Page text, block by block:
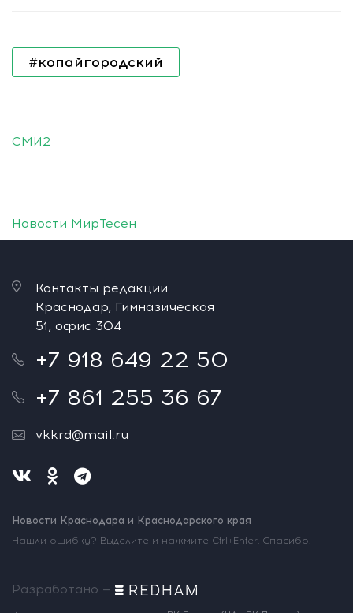
#копайгородский
СМИ2
Новости МирТесен
Контакты редакции:
Краснодар, Гимназическая
51, офис 304
+7 918 649 22 50
+7 861 255 36 67
vkkrd@mail.ru
Новости Краснодара и Краснодарского края
Нашли ошибку? Выделите и нажмите Ctrl+Enter. Спасибо!
Разработано —